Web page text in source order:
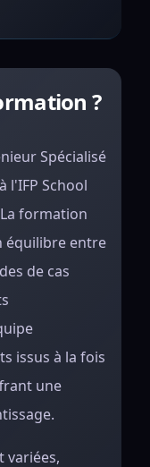
?
Spécialisé
l'IFP School
formation
équilibre entre
de cas
issus à la fois
une
variées,